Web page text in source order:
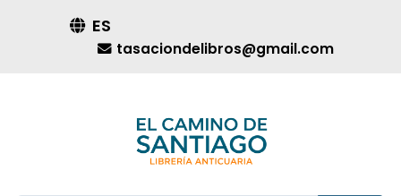
ES
tasaciondelibros@gmail.com